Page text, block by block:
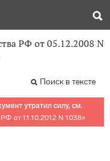
РФ от 05.12.2008 N
Поиск в тексте
утратил силу, см.
от 11.10.2012 N 1038»